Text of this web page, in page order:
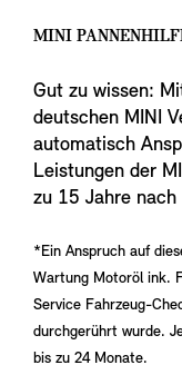
MINI
Gut zu wissen:
deutschen MINI
automatisch
Leistungen der
zu 15 Jahre
*Ein Anspruch auf
Wartung Motoröl ink.
Service Fahrzeug-
durchgerührt wurde.
bis zu 24 Monate.